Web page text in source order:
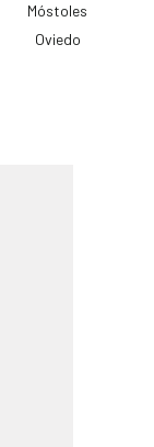
Móstoles
Oviedo